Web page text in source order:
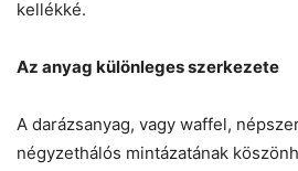
kellékké.
Az anyag különleges szerkezete
A darázsanyag, vagy waffel,
négyzethálós mintázatának